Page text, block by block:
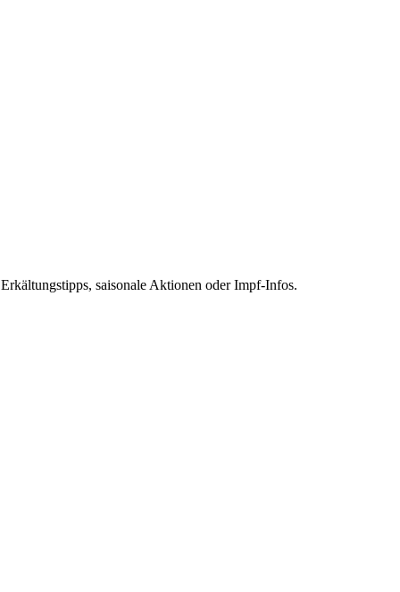
saisonale Aktionen oder Impf-Infos.